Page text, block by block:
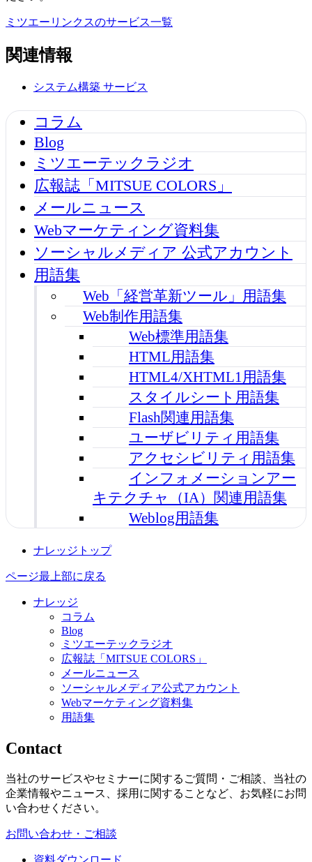
ミツエーリンクスのサービス一覧
関連情報
システム構築 サービス
コラム
Blog
ミツエーテックラジオ
広報誌「MITSUE COLORS」
メールニュース
Webマーケティング資料集
ソーシャルメディア 公式アカウント
用語集
Web「経営革新ツール」用語集
Web制作用語集
Web標準用語集
HTML用語集
HTML4/XHTML1用語集
スタイルシート用語集
Flash関連用語集
ユーザビリティ用語集
アクセシビリティ用語集
インフォメーションアー
キテクチャ（IA）関連用語集
Weblog用語集
ナレッジトップ
ページ最上部に戻る
ナレッジ
コラム
Blog
ミツエーテックラジオ
広報誌「MITSUE COLORS」
メールニュース
ソーシャルメディア公式アカウント
Webマーケティング資料集
用語集
Contact
当社のサービスやセミナーに関するご質問・ご相談、当社の
企業情報やニュース、採用に関することなど、お気軽にお問
い合わせください。
お問い合わせ・ご相談